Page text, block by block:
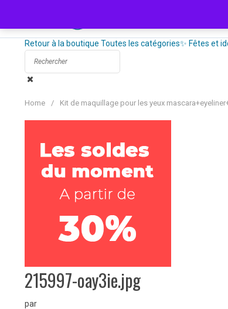
contenu
Retour à la boutique Toutes les catégories✨ Fêtes et
Home / Kit de maquillage pour les yeux
215997-oay3ie.jpg
par